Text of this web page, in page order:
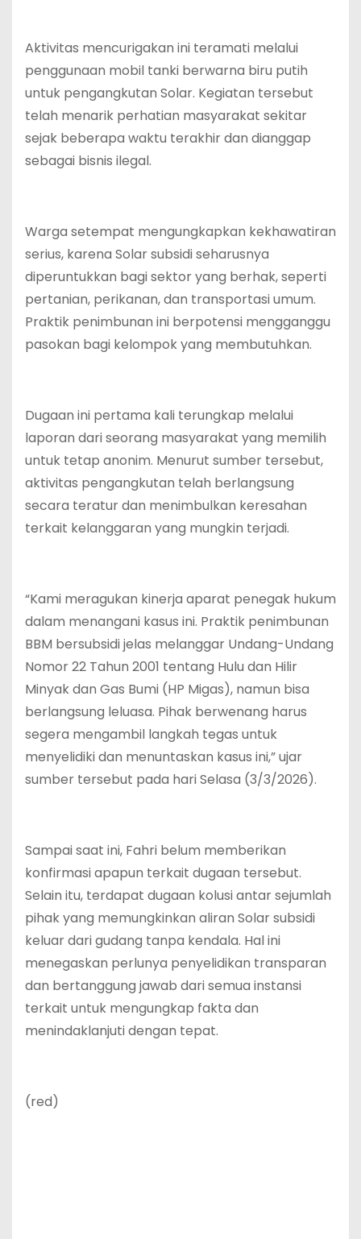
Aktivitas mencurigakan ini teramati melalui
penggunaan mobil tanki berwarna biru putih
untuk pengangkutan Solar. Kegiatan tersebut
telah menarik perhatian masyarakat sekitar
sejak beberapa waktu terakhir dan dianggap
sebagai bisnis ilegal.
Warga setempat mengungkapkan kekhawatiran
serius, karena Solar subsidi seharusnya
diperuntukkan bagi sektor yang berhak, seperti
pertanian, perikanan, dan transportasi umum.
Praktik penimbunan ini berpotensi mengganggu
pasokan bagi kelompok yang membutuhkan.
Dugaan ini pertama kali terungkap melalui
laporan dari seorang masyarakat yang memilih
untuk tetap anonim. Menurut sumber tersebut,
aktivitas pengangkutan telah berlangsung
secara teratur dan menimbulkan keresahan
terkait kelanggaran yang mungkin terjadi.
“Kami meragukan kinerja aparat penegak hukum
dalam menangani kasus ini. Praktik penimbunan
BBM bersubsidi jelas melanggar Undang-Undang
Nomor 22 Tahun 2001 tentang Hulu dan Hilir
Minyak dan Gas Bumi (HP Migas), namun bisa
berlangsung leluasa. Pihak berwenang harus
segera mengambil langkah tegas untuk
menyelidiki dan menuntaskan kasus ini,” ujar
sumber tersebut pada hari Selasa (3/3/2026).
Sampai saat ini, Fahri belum memberikan
konfirmasi apapun terkait dugaan tersebut.
Selain itu, terdapat dugaan kolusi antar sejumlah
pihak yang memungkinkan aliran Solar subsidi
keluar dari gudang tanpa kendala. Hal ini
menegaskan perlunya penyelidikan transparan
dan bertanggung jawab dari semua instansi
terkait untuk mengungkap fakta dan
menindaklanjuti dengan tepat.
(red)